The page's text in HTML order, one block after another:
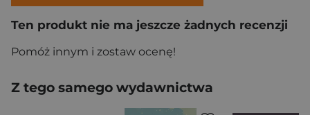
Ten produkt nie ma jeszcze żadnych recenzji
Pomóż innym i zostaw ocenę!
Z tego samego wydawnictwa